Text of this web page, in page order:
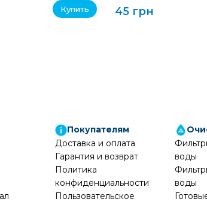
Купить 45 грн
Покупателям
Доставка и оплата
Гарантия и возврат
Политика
конфиденциальности
Пользовательское
воды
воды